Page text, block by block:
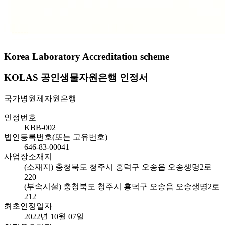
Korea Laboratory Accreditation scheme
KOLAS 공인생물자원은행 인정서
국가병원체자원은행
인정번호
KBB-002
법인등록번호(또는 고유번호)
646-83-00041
사업장소재지
(소재지) 충청북도 청주시 흥덕구 오송읍 오송생명2로
220
(부속시설) 충청북도 청주시 흥덕구 오송읍 오송생명2로
212
최초인정일자
2022년 10월 07일